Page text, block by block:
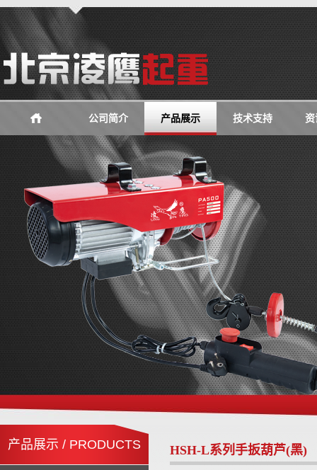
公司简介 产品展示 技术支持
产品展示 / PRODUCTS HSH-L系列手扳葫芦(黑)